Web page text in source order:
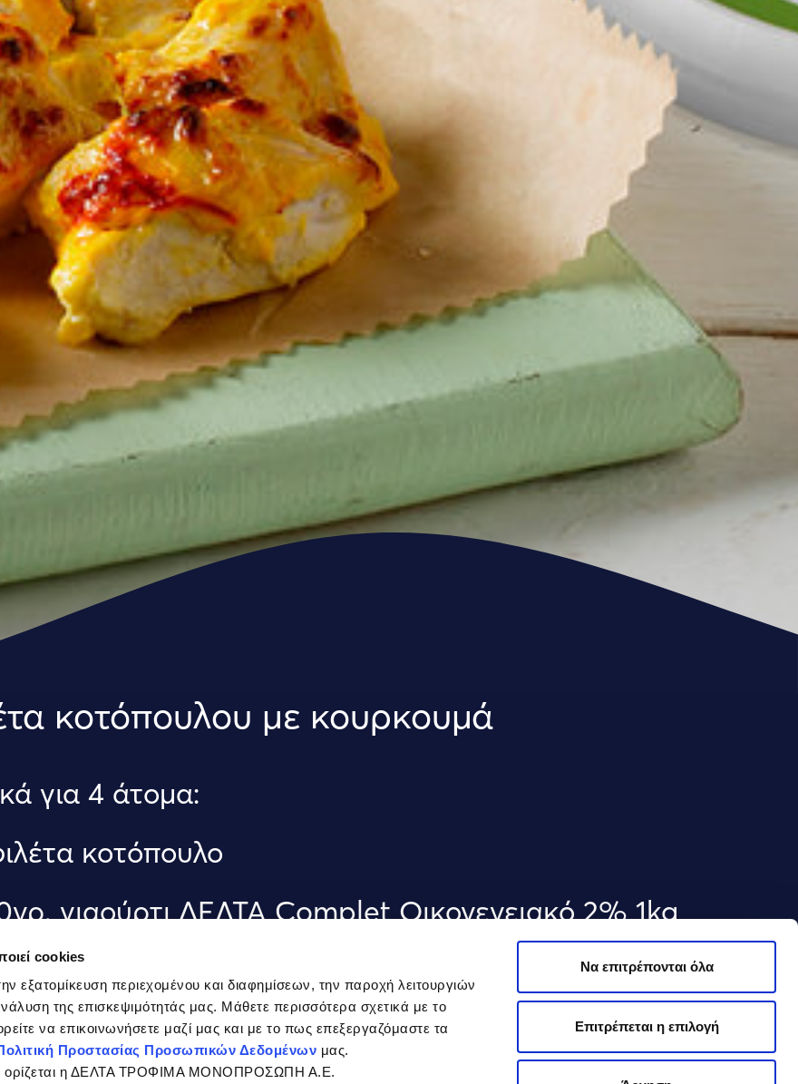
cookies
εξατομίκευση περιεχομένου και διαφημίσεων, την παροχή λειτουργιών
της επισκεψιμότητάς μας. Μάθετε περισσότερα σχετικά με το
να επικοινωνήσετε μαζί μας και με το πως επεξεργαζόμαστε τα
Προστασίας Προσωπικών Δεδομένων μας.
ορίζεται η ΔΕΛΤΑ ΤΡΟΦΙΜΑ ΜΟΝΟΠΡΟΣΩΠΗ Α.Ε.
Να επιτρέπονται όλα
Επιτρέπεται η επιλογή
κοτόπουλου με κουρκουμά
για 4 άτομα:
κοτόπουλο
γιαούρτι ΔΕΛΤΑ Complet Οικογενειακό 2% 1kg
κουρκουμά
αλάτι